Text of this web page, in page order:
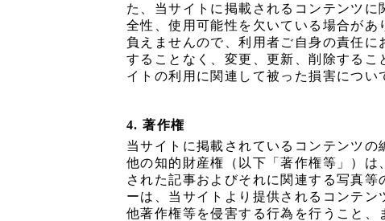
た、当サイトに掲載されるコンテンツ
全性、使用可能性を欠いている場合が
負えませんので、利用者ご自身の責任
することなく、変更、更新、削除する
イトの利用に関連して被った損害につい
4. 著作権
当サイトに掲載されているコンテンツ
他の知的財産権（以下「著作権等」）
された記事およびそれに関連する写真
ーは、当サイトより提供されるコンテ
他著作権等を侵害する行為を行うこと、